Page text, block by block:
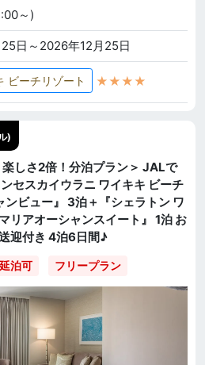
～)
日～2026年12月25日
ビーチリゾート ★★★★
)
楽しさ2倍！分泊プラン＞ JALで
セスカイウラニ ワイキキ ビーチ
ビュー』 3泊＋『シェラトン ワ
リアオーシャンスイート』 1泊 お
迎付き 4泊6日間♪
延泊可 フリープラン